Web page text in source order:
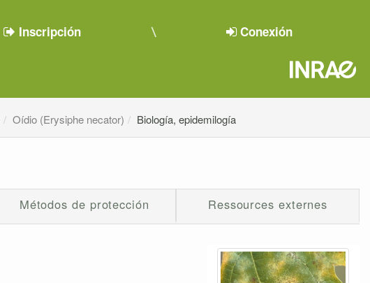
Inscripción Conexión
Oídio (Erysiphe necator) Biología, epidemilogía
Métodos de protección Ressources externes